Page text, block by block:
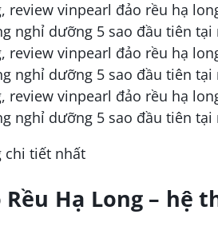
chi tiết nhất
Hạ Long – hệ